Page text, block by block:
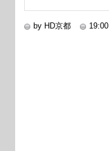
by HD京都 19:00